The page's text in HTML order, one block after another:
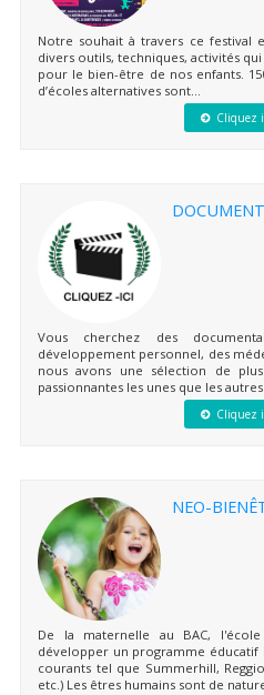
Notre souhait à travers ce festival
divers outils, techniques, activités
pour le bien-être de nos enfants.
d’écoles alternatives sont...
Cliquez
Vous cherchez des
développement personnel, des
nous avons une sélection de
passionnantes les unes que les autres
Cliquez
NEO-
De la maternelle au BAC,
développer un programme
courants tel que Summerhill,
etc.) Les êtres humains sont de